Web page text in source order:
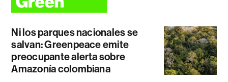
Ni los parques nacionales se
salvan: Greenpeace emite
preocupante alerta sobre
Amazonía colombiana